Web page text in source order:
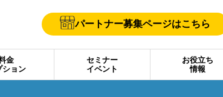
金
ション
セミナー
イベント
お役立ち
情報
パートナー募集ページはこちら